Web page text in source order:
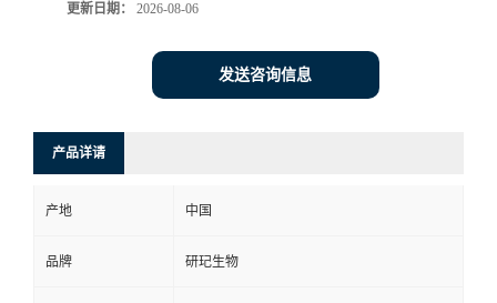
更新日期： 2026-08-06
发送咨询信息
产品详请
产地 中国
品牌 研玘生物